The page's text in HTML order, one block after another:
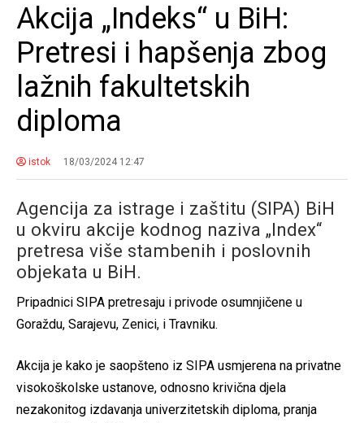
Akcija „Indeks“ u BiH:
Pretresi i hapšenja zbog
lažnih fakultetskih
diploma
istok 18/03/2024 12:47
Agencija za istrage i zaštitu (SIPA) BiH
u okviru akcije kodnog naziva „Index“
pretresa više stambenih i poslovnih
objekata u BiH.
Pripadnici SIPA pretresaju i privode osumnjičene u
Goraždu, Sarajevu, Zenici, i Travniku.
Akcija je kako je saopšteno iz SIPA usmjerena na privatne
visokoškolske ustanove, odnosno krivična djela
nezakonitog izdavanja univerzitetskih diploma, pranja